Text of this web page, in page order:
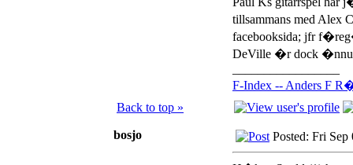
tillsammans med
facebooksida; jfr
DeVille �r dock �nnu
F-Index -- Anders F
Back to top »
bosjo Posted: Fri